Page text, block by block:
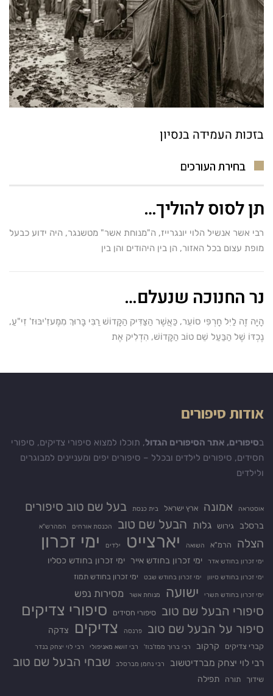
בזכות העמידה בנסיון
בחירת העורכים
תן לסוס להוליך…
רבי אשר אנשיל הלוי יונגרייז, ה"מנוחת אשר" מטשנגר, היה ידוע כבעל
מופת עצום בכל האזור, הן בין היהודים והן בין
נר החנוכה שנעלם…
הָיָה זֶה לַיִל חָרְפִּי סוֹעֵר, כַּאֲשֶׁר הַצַּדִּיק הַקָּדוֹשׁ רַבִּי בָּרוּךְ מִמֶּעזִ'יבּוּז' זִי"עַ,
נֶכְדּוֹ שֶׁל הַבַּעַל שֵׁם טוֹב הַקָּדוֹשׁ, הִדְלִיק אֶת
אודות סיפורים
בסיפורים, אתר הסיפורים הגדול, תוכלו למצוא סיפורי צדיקים, סיפורי
חסידים, סיפורים לילדים ובכלל – סיפורים יפים ומעניינים למבוגרים
ולילדים
אוסטראה אמונה ארץ ישראל בית כנסת בעל שם טוב סיפורים
ברסלב גירוש גלות הבעל שם טוב הכנסת אורחים המהרש"א
הצלה הרמ"א השואה יארצייט ילדים ימי זכרון
ימי זכרון בחודש אדר ימי זכרון בחודש אייר ימי זכרון בחודש כסליו
ימי זכרון בחודש סיוון ימי זכרון בחודש שבט ימי זכרון בחודש תמוז
ימי זכרון בחודש תשרי ישועה מנוחת אשר מסירות נפש
סיפורי הבעל שם טוב סיפורי חסידים סיפורי צדיקים
סיפור על הבעל שם טוב פרנסה צדיקים צדקה
קברי צדיקים קרקוב רבי ברוך ממז'בוז' רבי זושא מאניפולי רבי לוי יצחק בנדר
רבי לוי יצחק מברדיטשוב רבי נחמן מברסלב שבחי הבעל שם טוב
שידוך תורה תפילה